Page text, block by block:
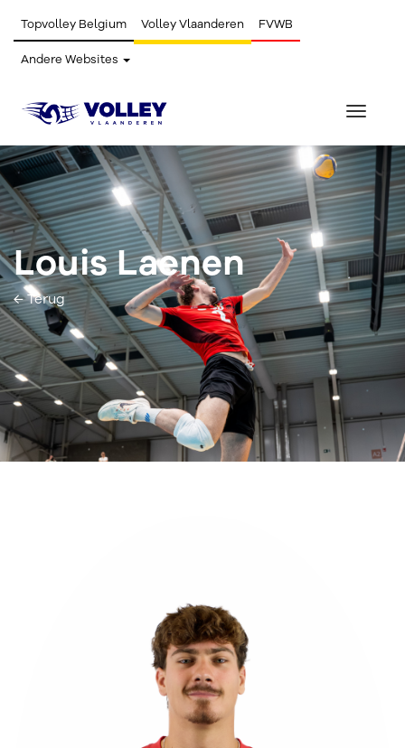
Topvolley Belgium Volley Vlaanderen FVWB
Andere Websites
Toggle
Louis Laenen
← Terug